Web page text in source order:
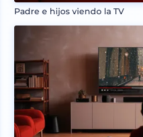
Padre e hijos viendo la TV